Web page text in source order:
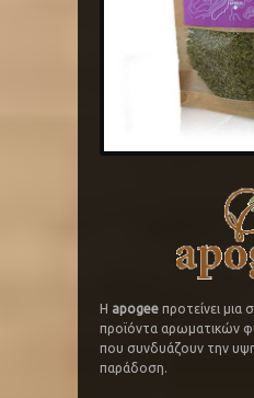
Η apogee προτείνει μια
προϊόντα αρωματικών
που συνδυάζουν την
παράδοση.